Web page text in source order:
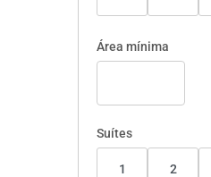
Área mínima
Suítes
1 2